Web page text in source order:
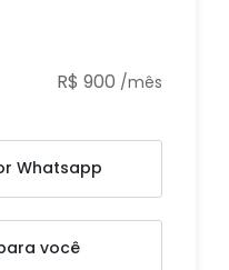
R$ 900 /mês
Whatsapp
você